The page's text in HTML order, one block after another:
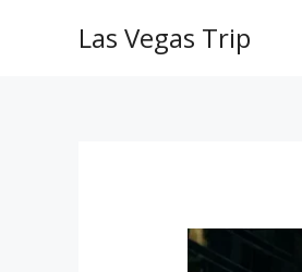
Las Vegas Trip